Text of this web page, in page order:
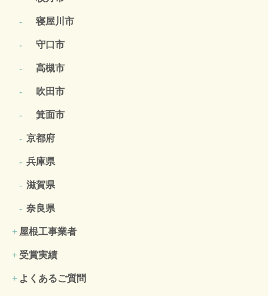
寝屋川市
守口市
高槻市
吹田市
箕面市
京都府
兵庫県
滋賀県
奈良県
屋根工事業者
受賞実績
よくあるご質問